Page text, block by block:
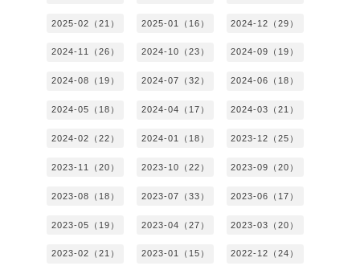
2025-02（21） 2025-01（16） 2024-12（29）
2024-11（26） 2024-10（23） 2024-09（19）
2024-08（19） 2024-07（32） 2024-06（18）
2024-05（18） 2024-04（17） 2024-03（21）
2024-02（22） 2024-01（18） 2023-12（25）
2023-11（20） 2023-10（22） 2023-09（20）
2023-08（18） 2023-07（33） 2023-06（17）
2023-05（19） 2023-04（27） 2023-03（20）
2023-02（21） 2023-01（15） 2022-12（24）